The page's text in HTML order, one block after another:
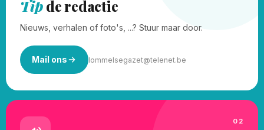
Tipde redactie
Nieuws, verhalen of foto's, ...? Stuur maar door.
Mail ons lommelsegazet@telenet.be
02